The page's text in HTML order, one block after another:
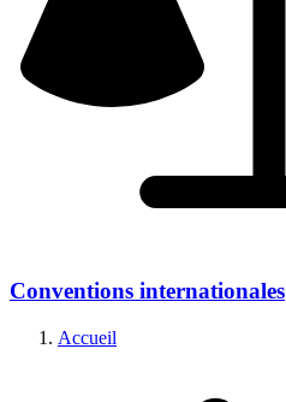
Conventions internationales
Accueil